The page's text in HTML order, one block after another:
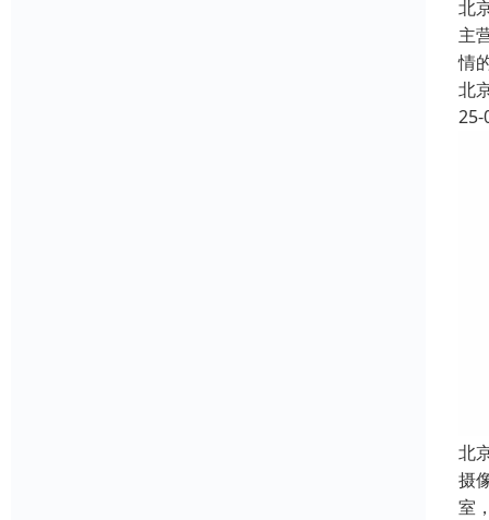
北
主
情
北
25-
北
摄
室